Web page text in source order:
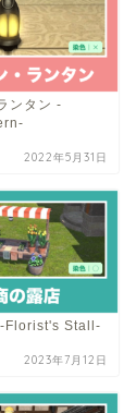
ンタン -
2022年5月31日
-Florist's Stall-
2023年7月12日